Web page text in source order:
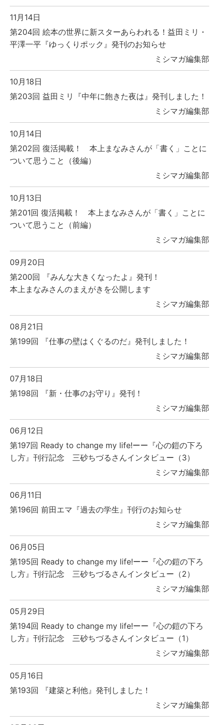
11月14日
第204回 絵本の世界に新スターあらわれる！益田ミリ・
平澤一平『ゆっくりポック』発刊のお知らせ
ミシマガ編集部
10月18日
第203回 益田ミリ『中年に飽きた夜は』発刊しました！
ミシマガ編集部
10月14日
第202回 復活掲載！ 本上まなみさんが「書く」ことに
ついて思うこと（後編）
ミシマガ編集部
10月13日
第201回 復活掲載！ 本上まなみさんが「書く」ことに
ついて思うこと（前編）
ミシマガ編集部
09月20日
第200回 『みんな大きくなったよ』発刊！
本上まなみさんのまえがきを公開します
ミシマガ編集部
08月21日
第199回 『仕事の壁はくぐるのだ』発刊しました！
ミシマガ編集部
07月18日
第198回 『新・仕事のお守り』発刊！
ミシマガ編集部
06月12日
第197回 Ready to change my life!ーー『心の鎧の下ろ
し方』刊行記念 三砂ちづるさんインタビュー（3）
ミシマガ編集部
06月11日
第196回 前田エマ『過去の学生』刊行のお知らせ
ミシマガ編集部
06月05日
第195回 Ready to change my life!ーー『心の鎧の下ろ
し方』刊行記念 三砂ちづるさんインタビュー（2）
ミシマガ編集部
05月29日
第194回 Ready to change my life!ーー『心の鎧の下ろ
し方』刊行記念 三砂ちづるさんインタビュー（1）
ミシマガ編集部
05月16日
第193回 『建築と利他』発刊しました！
ミシマガ編集部